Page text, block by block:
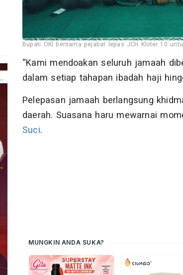
Bupati OKI bersama pejabat lepas JCH Kloter 10
“Kami mendoakan seluruh jamaah
dalam setiap tahapan ibadah haji
Pelepasan jamaah berlangsung
daerah. Suasana haru mewarnai
Suci.